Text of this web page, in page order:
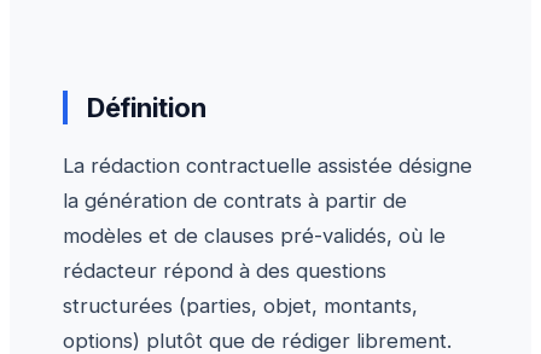
Définition
La rédaction contractuelle assistée désigne
la génération de contrats à partir de
modèles et de clauses pré-validés, où le
rédacteur répond à des questions
structurées (parties, objet, montants,
options) plutôt que de rédiger librement.